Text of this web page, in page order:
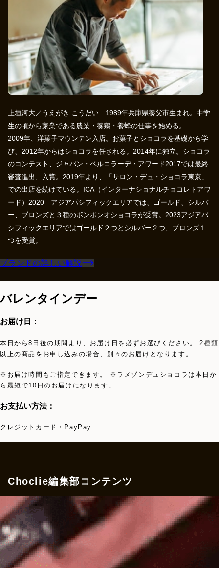
上垣河大／うえがき こうだい…1989年兵庫県養父市生まれ。中学
生の頃から家業である農業・養鶏・養蜂の仕事を始める。
2009年、洋菓子マウンテン入店。お菓子とショコラを基礎から学
び、2012年からはショコラを任される。2014年に独立。ショコラ
のコンテスト、ジャパン・ベルコラーデ・アワード2017では最終
審査進出、入賞。2019年より、「サロン・デュ・ショコラ東京」
での出店を続けている。ICA（インターナショナルチョコレトアワ
ード）2020 アジアパシフィックエリアでは、ゴールド、シルバ
ー、ブロンズと３種のボンボンオショコラが受賞。2023アジアパ
シフィックエリアではゴールド２つとシルバー２つ、ブロンズ１
つを受賞。
ブランドの詳しい解説
バレンタインデー
お届け日：
本日から8日後の期間より、お届け日を必ずお選びください。 2種類
以上の商品をお申し込みの場合、別々のお届けとなります。
※お届け時間もご指定できます。 ※ラメゾンデュショコラは本日か
ら最短で10日のお届けになります。
お支払い方法：
クレジットカード・PayPay
Choclie編集部コンテンツ